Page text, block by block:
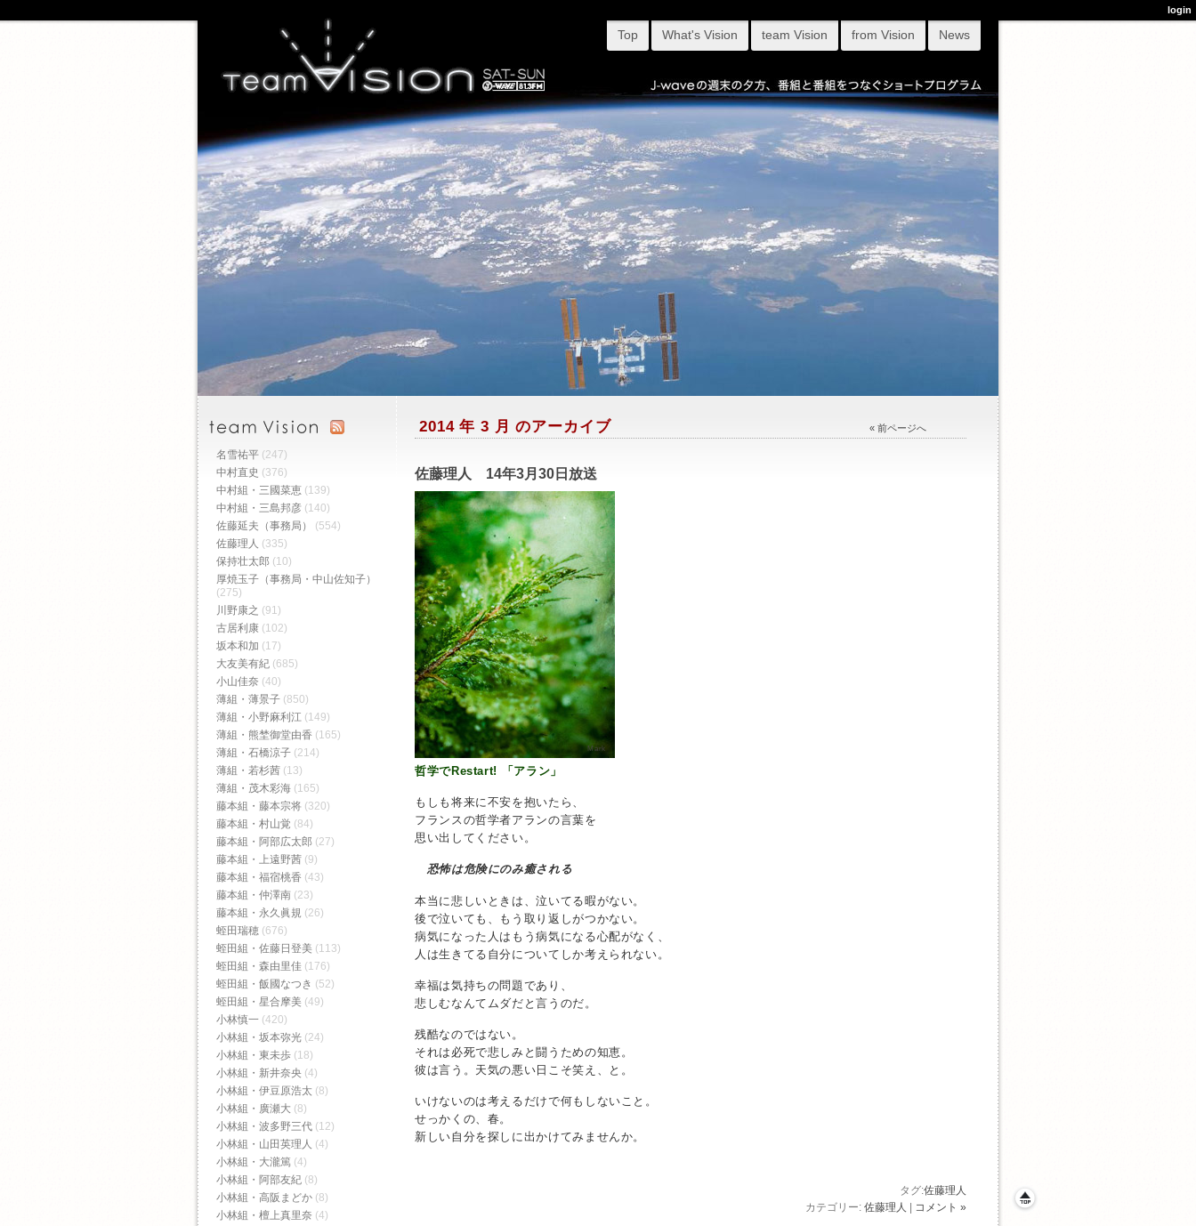
Top What's Vision team Vision from Vision News
2014 年 3 月 のアーカイブ « 前ページへ
佐藤理人 14年3月30日放送
Mark
哲学でRestart! 「アラン」
もしも将来に不安を抱いたら、
フランスの哲学者アランの言葉を
思い出してください。
恐怖は危険にのみ癒される
本当に悲しいときは、泣いてる暇がない。
後で泣いても、もう取り返しがつかない。
病気になった人はもう病気になる心配がなく、
人は生きてる自分についてしか考えられない。
幸福は気持ちの問題であり、
悲しむなんてムダだと言うのだ。
残酷なのではない。
それは必死で悲しみと闘うための知恵。
彼は言う。天気の悪い日こそ笑え、と。
いけないのは考えるだけで何もしないこと。
せっかくの、春。
新しい自分を探しに出かけてみませんか。
タグ:佐藤理人
カテゴリー: 佐藤理人 | コメント »
名雪祐平 (247)
中村直史 (376)
中村組・三國菜恵 (139)
中村組・三島邦彦 (140)
佐藤延夫（事務局）
(554)
佐藤理人 (335)
保持壮太郎 (10)
厚焼玉子（事務局・中山佐知子）
(275)
川野康之 (91)
古居利康 (102)
坂本和加 (17)
大友美有紀 (685)
小山佳奈 (40)
薄組・薄景子 (850)
薄組・小野麻利江 (149)
薄組・熊埜御堂由香 (165)
薄組・石橋涼子 (214)
薄組・若杉茜 (13)
薄組・茂木彩海 (165)
藤本組・藤本宗将 (320)
藤本組・村山覚 (84)
藤本組・阿部広太郎 (27)
藤本組・上遠野茜 (9)
藤本組・福宿桃香‬ (43)
藤本組・仲澤南 (23)
藤本組・永久眞規 (26)
蛭田瑞穂 (676)
蛭田組・佐藤日登美 (113)
蛭田組・森由里佳 (176)
蛭田組・飯國なつき (52)
蛭田組・星合摩美 (49)
小林慎一 (420)
小林組・坂本弥光 (24)
小林組・東未歩 (18)
小林組・新井奈央 (4)
小林組・伊豆原浩太 (8)
小林組・廣瀬大 (8)
小林組・波多野三代 (12)
小林組・山田英理人 (4)
小林組・大瀧篤 (4)
小林組・阿部友紀 (8)
小林組・高阪まどか (8)
小林組・檀上真里奈 (4)
login